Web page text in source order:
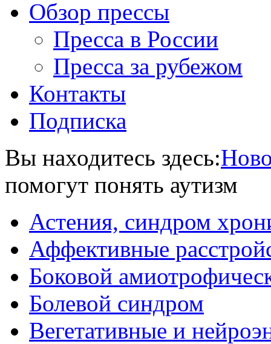
Обзор прессы
Пресса в России
Пресса за рубежом
Контакты
Подписка
Вы находитесь здесь:
помогут понять аутизм
Астения, синдром
Аффективные
Боковой
Болевой синдром
Вегетативные и